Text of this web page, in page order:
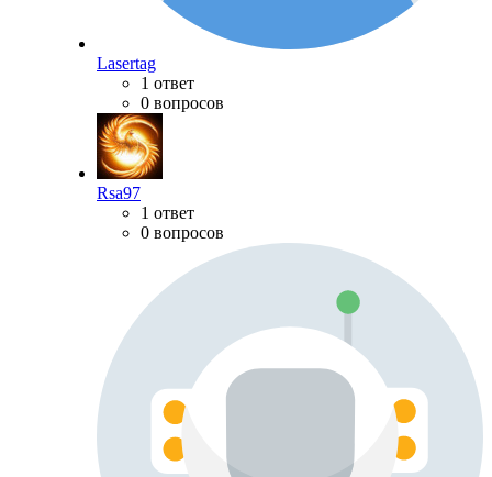
Lasertag
1 ответ
0 вопросов
Rsa97
1 ответ
0 вопросов